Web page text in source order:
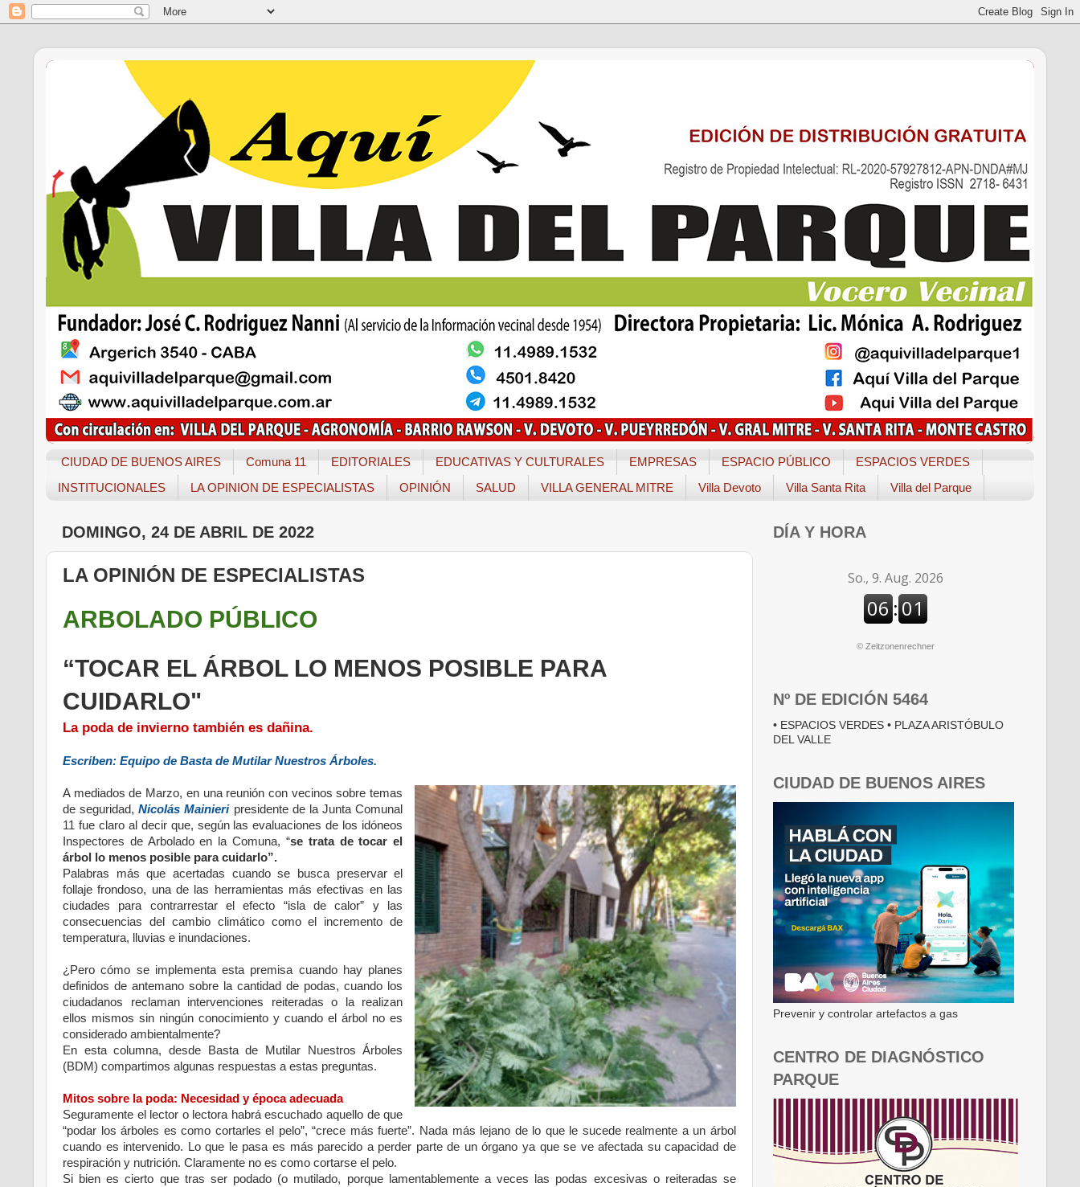
CIUDAD DE BUENOS AIRES Comuna 11 EDITORIALES EDUCATIVAS Y CULTURALES EMPRESAS ESPACIO PÚBLICO
ESPACIOS VERDES
INSTITUCIONALES
LA OPINION DE ESPECIALISTAS OPINIÓN SALUD VILLA GENERAL MITRE Villa Devoto Villa Santa Rita Villa del Parque
DOMINGO, 24 DE ABRIL DE 2022
LA OPINIÓN DE ESPECIALISTAS
ARBOLADO PÚBLICO
“TOCAR EL ÁRBOL LO MENOS POSIBLE PARA
CUIDARLO"
La poda de invierno también es dañina.
Escriben: Equipo de Basta de Mutilar Nuestros Árboles.
A mediados de Marzo, en una reunión con vecinos sobre temas
de seguridad,Nicolás Mainieri presidente de la Junta Comunal
11 fue claro al decir que, según las evaluaciones de los idóneos
Inspectores de Arbolado en la Comuna, “se trata de tocar el
árbol lo menos posible para cuidarlo”.
Palabras más que acertadas cuando se busca preservar el
follaje frondoso, una de las herramientas más efectivas en las
ciudades para contrarrestar el efecto “isla de calor” y las
consecuencias del cambio climático como el incremento de
temperatura, lluvias e inundaciones.
¿Pero cómo se implementa esta premisa cuando hay planes
definidos de antemano sobre la cantidad de podas, cuando los
ciudadanos reclaman intervenciones reiteradas o la realizan
ellos mismos sin ningún conocimiento y cuando el árbol no es
considerado ambientalmente?
En esta columna, desde Basta de Mutilar Nuestros Árboles
(BDM) compartimos algunas respuestas a estas preguntas.
Mitos sobre la poda: Necesidad y época adecuada
Seguramente el lector o lectora habrá escuchado aquello de que
“podar los árboles es como cortarles el pelo”, “crece más fuerte”. Nada más lejano de lo que le sucede realmente a un árbol
cuando es intervenido. Lo que le pasa es más parecido a perder parte de un órgano ya que se ve afectada su capacidad de
respiración y nutrición. Claramente no es como cortarse el pelo.
Si bien es cierto que tras ser podado (o mutilado, porque lamentablemente a veces las podas excesivas o reiteradas se
DÍA Y HORA
© Zeitzonenrechner
Nº DE EDICIÓN 5464
• ESPACIOS VERDES • PLAZA ARISTÓBULO
DEL VALLE
CIUDAD DE BUENOS AIRES
Prevenir y controlar artefactos a gas
CENTRO DE DIAGNÓSTICO
PARQUE